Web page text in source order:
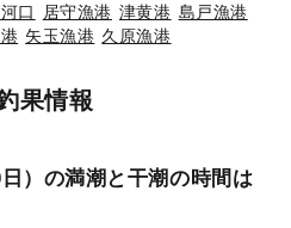
口 居守漁港 津黄港 島戸漁港
矢玉漁港 久原漁港
果情報
）の満潮と干潮の時間は